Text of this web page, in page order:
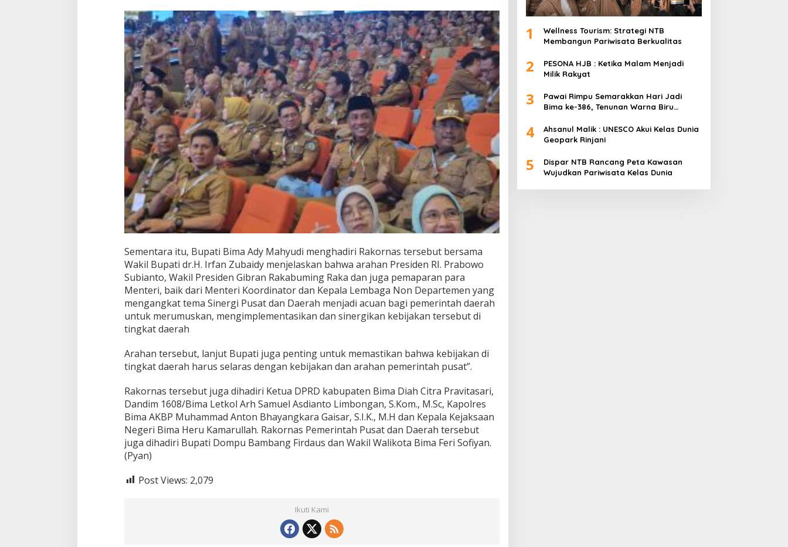
Sementara itu, Bupati Bima Ady Mahyudi menghadiri Rakornas tersebut bersama
Wakil Bupati dr.H. Irfan Zubaidy menjelaskan bahwa arahan Presiden RI. Prabowo
Subianto, Wakil Presiden Gibran Rakabuming Raka dan juga pemaparan para
Menteri, baik dari Menteri Koordinator dan Kepala Lembaga Non Departemen yang
mengangkat tema Sinergi Pusat dan Daerah menjadi acuan bagi pemerintah daerah
untuk merumuskan, mengimplementasikan dan sinergikan kebijakan tersebut di
tingkat daerah
Arahan tersebut, lanjut Bupati juga penting untuk memastikan bahwa kebijakan di
tingkat daerah harus selaras dengan kebijakan dan arahan pemerintah pusat”.
Rakornas tersebut juga dihadiri Ketua DPRD kabupaten Bima Diah Citra Pravitasari,
Dandim 1608/Bima Letkol Arh Samuel Asdianto Limbongan, S.Kom., M.Sc, Kapolres
Bima AKBP Muhammad Anton Bhayangkara Gaisar, S.I.K., M.H dan Kepala Kejaksaan
Negeri Bima Heru Kamarullah. Rakornas Pemerintah Pusat dan Daerah tersebut
juga dihadiri Bupati Dompu Bambang Firdaus dan Wakil Walikota Bima Feri Sofiyan.
(Pyan)
Post Views: 2,079
Ikuti Kami
1
Wellness Tourism: Strategi NTB
Membangun Pariwisata Berkualitas
2
PESONA HJB : Ketika Malam Menjadi
Milik Rakyat
3
Pawai Rimpu Semarakkan Hari Jadi
Bima ke-386, Tenunan Warna Biru
4
Ahsanul Malik : UNESCO Akui Kelas Dunia
Geopark Rinjani
5
Dispar NTB Rancang Peta Kawasan
Wujudkan Pariwisata Kelas Dunia